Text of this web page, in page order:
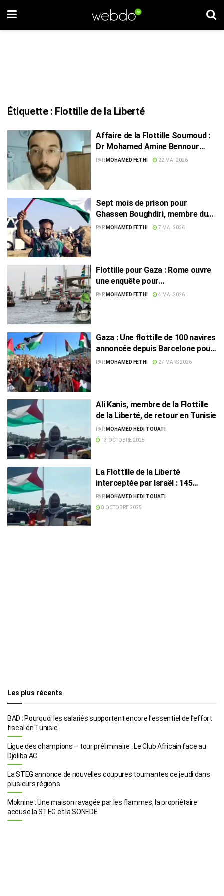
Étiquette : Flottille de la Liberté
Affaire de la Flottille Soumoud :
Dr Mohamed Amine Bennour
remis en liberté
PAR MOHAMED FETHI 22 MAI 2026
Sept mois de prison pour
Ghassen Boughdiri, membre du
comité de pilotage de la flottille «
PAR MOHAMED FETHI 7 MAI 2026
Flottille pour Gaza : Rome ouvre
une enquête pour
“séquestration”
PAR MOHAMED FETHI 4 MAI 2026
Gaza : Une flottille de 100 navires
annoncée depuis Barcelone pour
briser le blocus
PAR MOHAMED FETHI 27 MARS 2026
Ali Kanis, membre de la Flottille
de la Liberté, de retour en Tunisie
PAR MOHAMED HEDI TOUATI
13 OCTOBRE 2025
La Flottille de la Liberté
interceptée par Israël : 145
activistes arrêtés dont le
Tunisien Ali Kanis
PAR MOHAMED HEDI TOUATI
8 OCTOBRE 2025
Les plus récents
BAD : Pourquoi les salariés supportent encore l’essentiel de l’effort
fiscal en Tunisie
Ligue des champions – tour préliminaire : Le Club Africain face au
Djoliba AC
La STEG annonce de nouvelles coupures tournantes ce jeudi dans
plusieurs régions
Moknine : Une maison ravagée par les flammes, la propriétaire
accuse la STEG et la SONEDE